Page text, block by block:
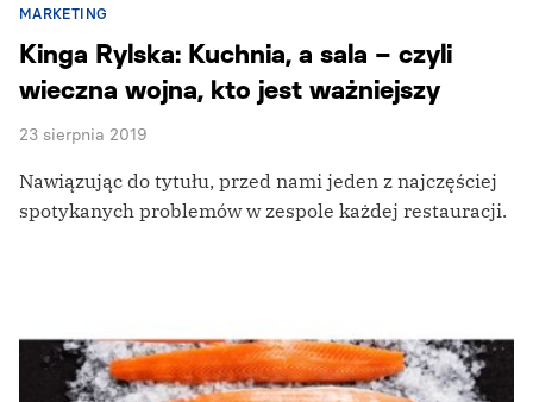
MARKETING
Kinga Rylska: Kuchnia, a sala – czyli
wieczna wojna, kto jest ważniejszy
23 sierpnia 2019
Nawiązując do tytułu, przed nami jeden z najczęściej
spotykanych problemów w zespole każdej restauracji.